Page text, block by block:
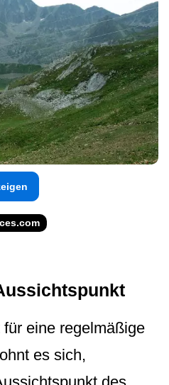
eine regelmäßige
es sich,